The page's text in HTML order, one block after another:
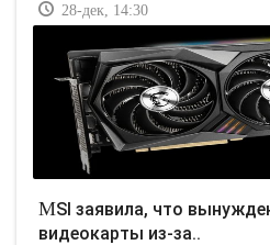
28-дек, 14:30
MSI заявила, что вынуждена поднять цены на
видеокарты из-за..